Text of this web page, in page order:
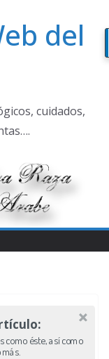
del
cuidados,
como éste, así como